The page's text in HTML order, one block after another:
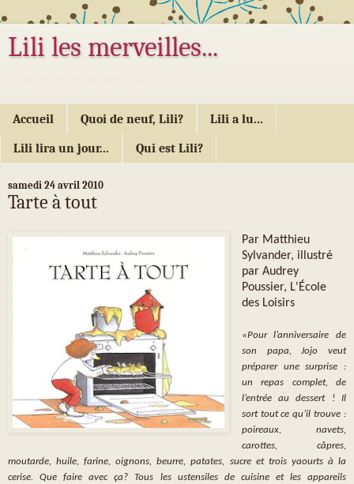
Lili les merveilles...
Accueil Quoi de neuf, Lili? Lili a lu...
Lili lira un jour... Qui est Lili?
samedi 24 avril 2010
Tarte à tout
Par Matthieu
Sylvander, illustré
par Audrey
Poussier, L'École
des Loisirs
«Pour l’anniversaire de
son papa, Jojo veut
préparer une surprise :
un repas complet, de
l’entrée au dessert ! Il
sort tout ce qu’il trouve :
poireaux, navets,
carottes, câpres,
moutarde, huile, farine, oignons, beurre, patates, sucre et trois yaourts à la
cerise. Que faire avec ça? Tous les ustensiles de cuisine et les appareils